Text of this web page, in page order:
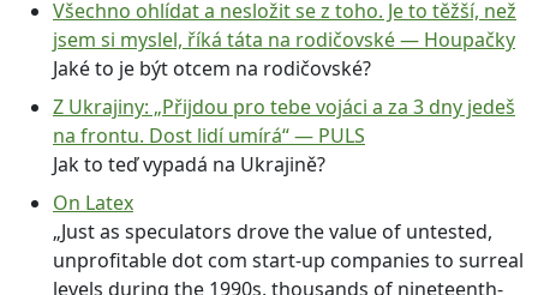
Všechno ohlídat a nesložit se z toho. Je to těžší, než
jsem si myslel, říká táta na rodičovské — Houpačky
Jaké to je být otcem na rodičovské?
Z Ukrajiny: „Přijdou pro tebe vojáci a za 3 dny jedeš
na frontu. Dost lidí umírá“ — PULS
Jak to teď vypadá na Ukrajině?
On Latex
„Just as speculators drove the value of untested,
unprofitable dot com start-up companies to surreal
levels during the 1990s, thousands of nineteenth-